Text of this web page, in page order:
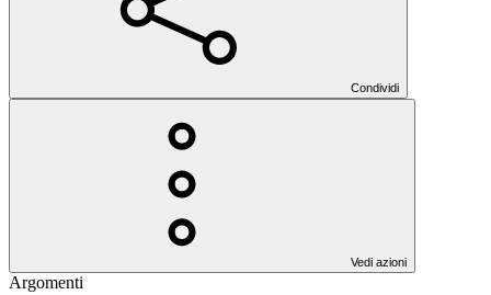
Condividi
Vedi azioni
Argomenti